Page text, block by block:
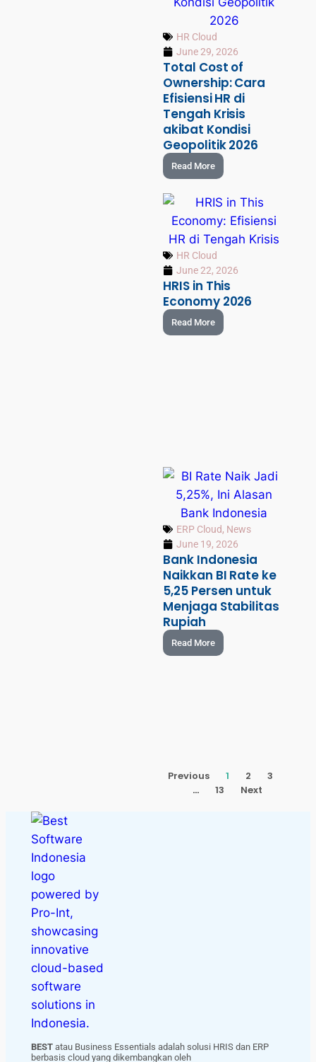
HR Cloud
June 29, 2026
Total Cost of
Ownership: Cara
Efisiensi HR di
Tengah Krisis
akibat Kondisi
Geopolitik 2026
Read More
HR Cloud
June 22, 2026
HRIS in This
Economy 2026
Read More
ERP Cloud, News
June 19, 2026
Bank Indonesia
Naikkan BI Rate ke
5,25 Persen untuk
Menjaga Stabilitas
Rupiah
Read More
Previous 1 2
3
…
13 Next
BEST atau Business Essentials adalah solusi HRIS dan ERP
berbasis cloud yang dikembangkan oleh